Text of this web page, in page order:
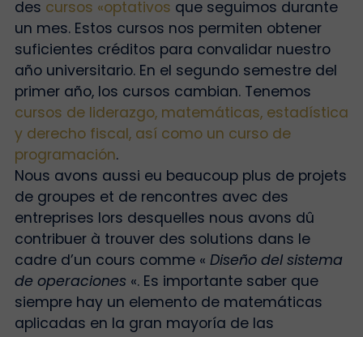
des cursos «optativos que seguimos durante
un mes. Estos cursos nos permiten obtener
suficientes créditos para convalidar nuestro
año universitario. En el segundo semestre del
primer año, los cursos cambian. Tenemos
cursos de liderazgo, matemáticas, estadística
y derecho fiscal, así como un curso de
programación.
Nous avons aussi eu beaucoup plus de projets
de groupes et de rencontres avec des
entreprises lors desquelles nous avons dû
contribuer à trouver des solutions dans le
cadre d’un cours comme « Diseño del sistema
de operaciones«. Es importante saber que
siempre hay un elemento de matemáticas
aplicadas en la gran mayoría de las